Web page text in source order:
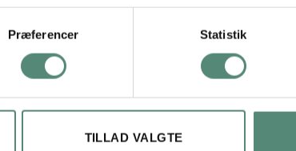
Præferencer Statistik
TILLAD VALGTE